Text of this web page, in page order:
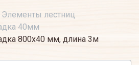
Элементы лестниц
40мм
800х40 мм, длина 3м